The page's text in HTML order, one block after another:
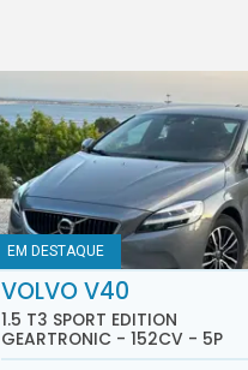
EM DESTAQUE
VOLVO V40
1.5 T3 SPORT EDITION
GEARTRONIC - 152CV - 5P